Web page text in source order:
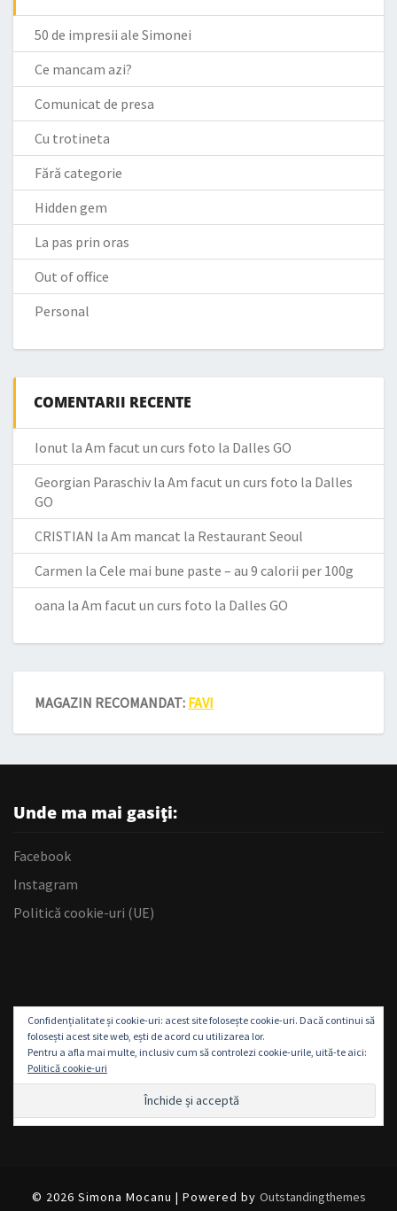
50 de impresii ale Simonei
Ce mancam azi?
Comunicat de presa
Cu trotineta
Fără categorie
Hidden gem
La pas prin oras
Out of office
Personal
COMENTARII RECENTE
Ionut la Am facut un curs foto la Dalles GO
Georgian Paraschiv la Am facut un curs foto la Dalles
GO
CRISTIAN la Am mancat la Restaurant Seoul
Carmen la Cele mai bune paste – au 9 calorii per 100g
oana la Am facut un curs foto la Dalles GO
MAGAZIN RECOMANDAT: FAVI
Unde ma mai gasiți:
Facebook
Instagram
Politică cookie-uri (UE)
Confidențialitate și cookie-uri: acest site folosește cookie-uri. Dacă continui să
folosești acest site web, ești de acord cu utilizarea lor.
Pentru a afla mai multe, inclusiv cum să controlezi cookie-urile, uită-te aici:
Politică cookie-uri
© 2026 Simona Mocanu | Powered by Outstandingthemes